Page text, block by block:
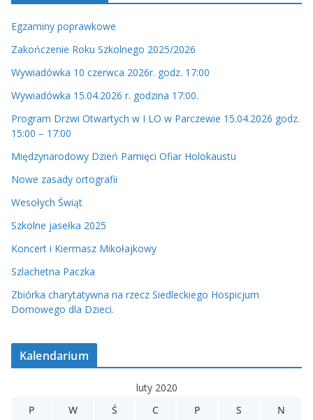
e
o
Egzaminy poprawkowe
Zakończenie Roku Szkolnego 2025/2026
Wywiadówka 10 czerwca 2026r. godz. 17:00
Wywiadówka 15.04.2026 r. godzina 17:00.
Program Drzwi Otwartych w I LO w Parczewie 15.04.2026 godz.
15:00 – 17:00
Międzynarodowy Dzień Pamięci Ofiar Holokaustu
Nowe zasady ortografii
Wesołych Świąt
Szkolne jasełka 2025
Koncert i Kiermasz Mikołajkowy
Szlachetna Paczka
Zbiórka charytatywna na rzecz Siedleckiego Hospicjum
Domowego dla Dzieci.
Kalendarium
luty 2020
P
W Ś C P S N